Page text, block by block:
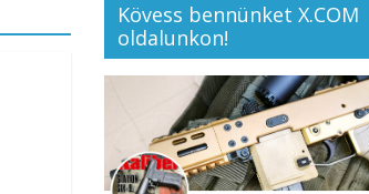
Kövess bennünket X.COM
oldalunkon!